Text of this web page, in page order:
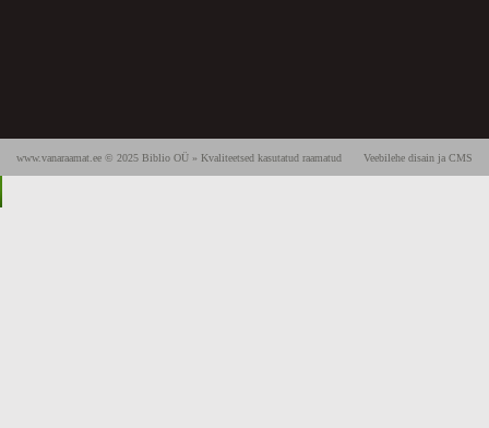
Veebilehe disain ja CMS
www.vanaraamat.ee © 2025 Biblio OÜ » Kvaliteetsed kasutatud raamatud